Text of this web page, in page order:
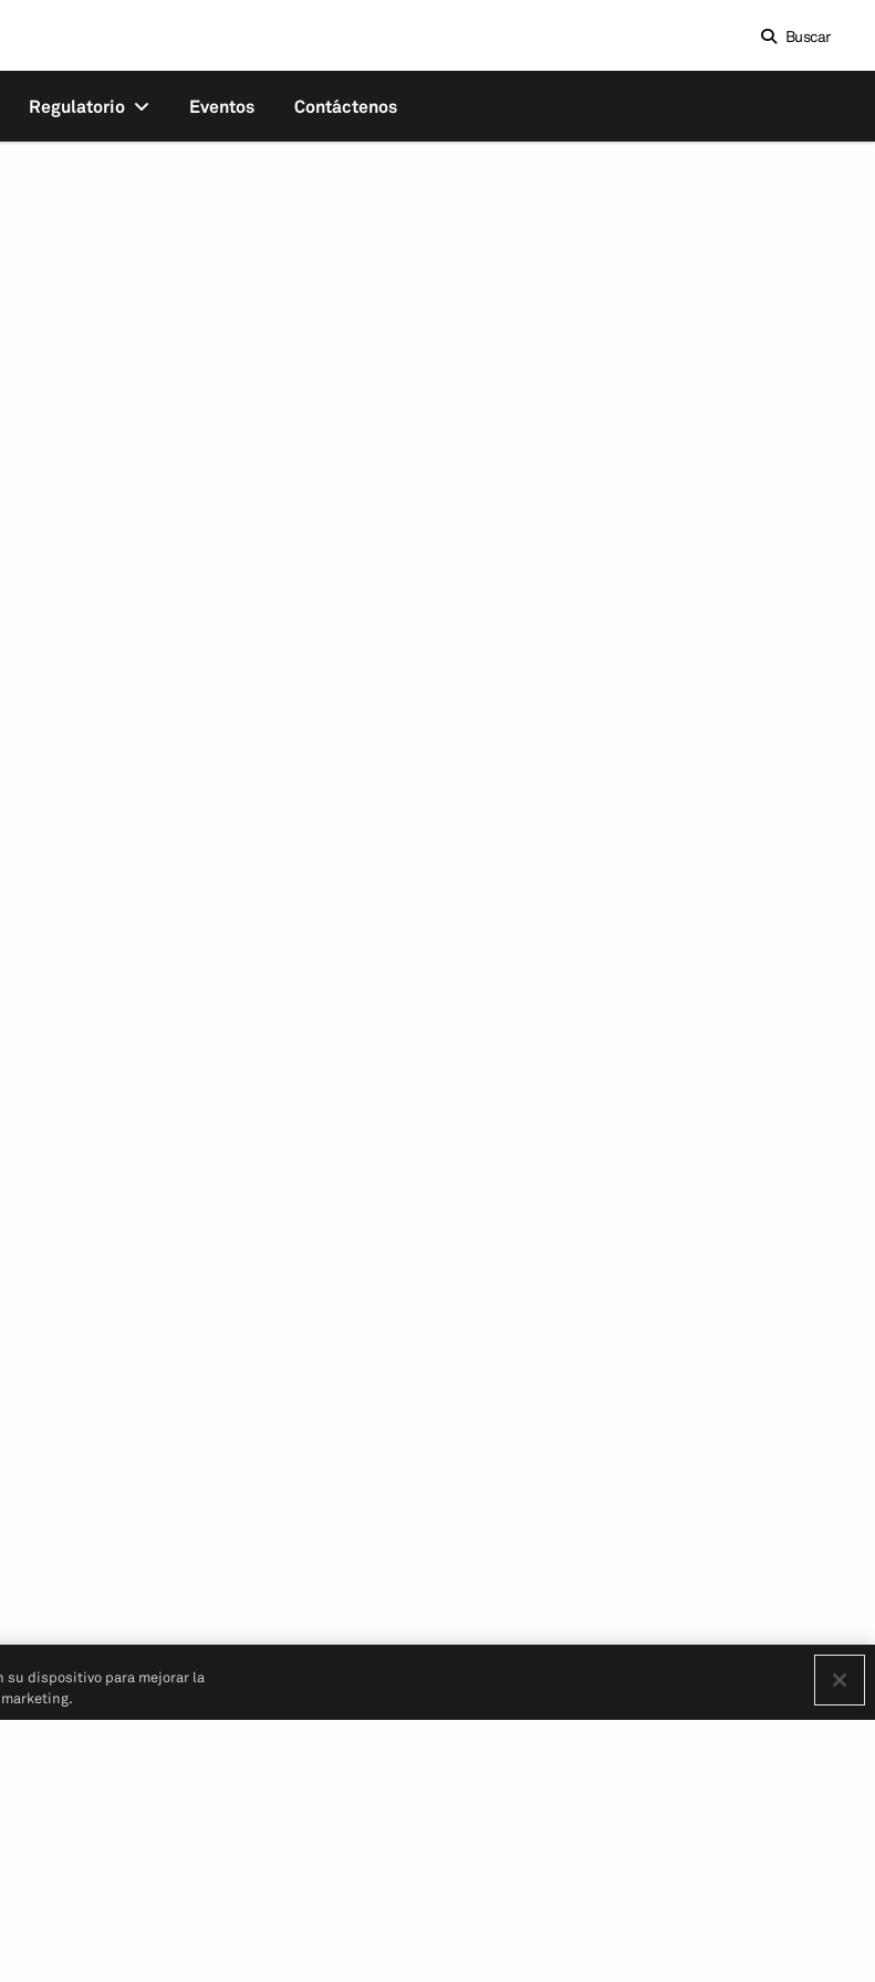
Buscar
Regulatorio Eventos Contáctenos
su dispositivo para mejorar la